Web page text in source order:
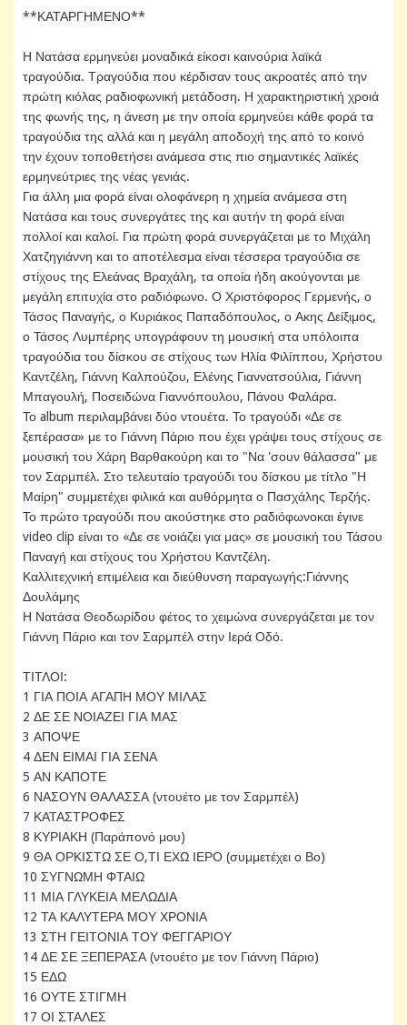
**ΚΑΤΑΡΓΗΜΕΝΟ**
Η Νατάσα ερμηνεύει μοναδικά είκοσι καινούρια λαϊκά
τραγούδια. Τραγούδια που κέρδισαν τους ακροατές από την
πρώτη κιόλας ραδιοφωνική μετάδοση. Η χαρακτηριστική χροιά
της φωνής της, η άνεση με την οποία ερμηνεύει κάθε φορά τα
τραγούδια της αλλά και η μεγάλη αποδοχή της από το κοινό
την έχουν τοποθετήσει ανάμεσα στις πιο σημαντικές λαϊκές
ερμηνεύτριες της νέας γενιάς.
Για άλλη μια φορά είναι ολοφάνερη η χημεία ανάμεσα στη
Νατάσα και τους συνεργάτες της και αυτήν τη φορά είναι
πολλοί και καλοί. Για πρώτη φορά συνεργάζεται με το Μιχάλη
Χατζηγιάννη και το αποτέλεσμα είναι τέσσερα τραγούδια σε
στίχους της Ελεάνας Βραχάλη, τα οποία ήδη ακούγονται με
μεγάλη επιτυχία στο ραδιόφωνο. Ο Χριστόφορος Γερμενής, ο
Τάσος Παναγής, ο Κυριάκος Παπαδόπουλος, ο Ακης Δείξιμος,
ο Τάσος Λυμπέρης υπογράφουν τη μουσική στα υπόλοιπα
τραγούδια του δίσκου σε στίχους των Ηλία Φιλίππου, Χρήστου
Καντζέλη, Γιάννη Καλπούζου, Ελένης Γιαννατσούλια, Γιάννη
Μπαγουλή, Ποσειδώνα Γιαννόπουλου, Πάνου Φαλάρα.
Το album περιλαμβάνει δύο ντουέτα. Το τραγούδι «Δε σε
ξεπέρασα» με το Γιάννη Πάριο που έχει γράψει τους στίχους σε
μουσική του Χάρη Βαρθακούρη και το "Να 'σουν θάλασσα" με
τον Σαρμπέλ. Στο τελευταίο τραγούδι του δίσκου με τίτλο "Η
Μαίρη" συμμετέχει φιλικά και αυθόρμητα ο Πασχάλης Τερζής.
Το πρώτο τραγούδι που ακούστηκε στο ραδιόφωνοκαι έγινε
video clip είναι το «Δε σε νοιάζει για μας» σε μουσική του Τάσου
Παναγή και στίχους του Χρήστου Καντζέλη.
Καλλιτεχνική επιμέλεια και διεύθυνση παραγωγής:Γιάννης
Δουλάμης
Η Νατάσα Θεοδωρίδου φέτος το χειμώνα συνεργάζεται με τον
Γιάννη Πάριο και τον Σαρμπέλ στην Ιερά Οδό.
ΤΙΤΛΟΙ:
1 ΓΙΑ ΠΟΙΑ ΑΓΑΠΗ ΜΟΥ ΜΙΛΑΣ
2 ΔΕ ΣΕ ΝΟΙΑΖΕΙ ΓΙΑ ΜΑΣ
3 ΑΠΟΨΕ
4 ΔΕΝ ΕΙΜΑΙ ΓΙΑ ΣΕΝΑ
5 ΑΝ ΚΑΠΟΤΕ
6 ΝΑΣΟΥΝ ΘΑΛΑΣΣΑ (ντουέτο με τον Σαρμπέλ)
7 ΚΑΤΑΣΤΡΟΦΕΣ
8 ΚΥΡΙΑΚΗ (Παράπονό μου)
9 ΘΑ ΟΡΚΙΣΤΩ ΣΕ Ο,ΤΙ ΕΧΩ ΙΕΡΟ (συμμετέχει ο Βο)
10 ΣΥΓΝΩΜΗ ΦΤΑΙΩ
11 ΜΙΑ ΓΛΥΚΕΙΑ ΜΕΛΩΔΙΑ
12 ΤΑ ΚΑΛΥΤΕΡΑ ΜΟΥ ΧΡΟΝΙΑ
13 ΣΤΗ ΓΕΙΤΟΝΙΑ ΤΟΥ ΦΕΓΓΑΡΙΟΥ
14 ΔΕ ΣΕ ΞΕΠΕΡΑΣΑ (ντουέτο με τον Γιάννη Πάριο)
15 ΕΔΩ
16 ΟΥΤΕ ΣΤΙΓΜΗ
17 ΟΙ ΣΤΑΛΕΣ